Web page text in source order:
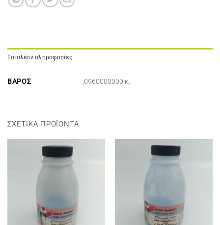
Επιπλέον πληροφορίες
ΒΆΡΟΣ ,0960000000 κ.
ΣΧΕΤΙΚΆ ΠΡΟΪΌΝΤΑ